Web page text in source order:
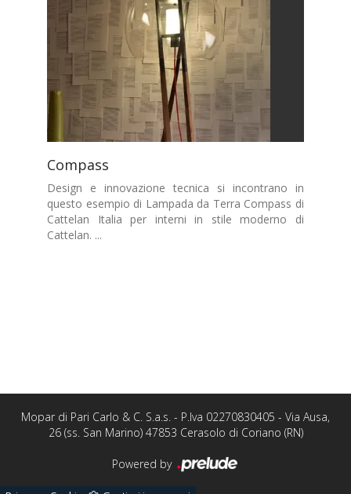
Compass
Design e innovazione tecnica si incontrano in
questo esempio di Lampada da Terra Compass di
Cattelan Italia per interni in stile moderno di
Cattelan. ...
Mopar di Pari Carlo & C. S.a.s. - P.Iva 02270830405 - Via Ausa,
26 (ss. San Marino) 47853 Cerasolo di Coriano (RN)
Powered by